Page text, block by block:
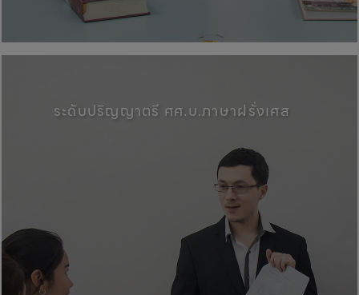
คณะศิลปศาสตร์, มหาวิทยาลัยพะ
ระดับปริญญาตรี ศศ.บ.ภาษาฝรั่งเศส